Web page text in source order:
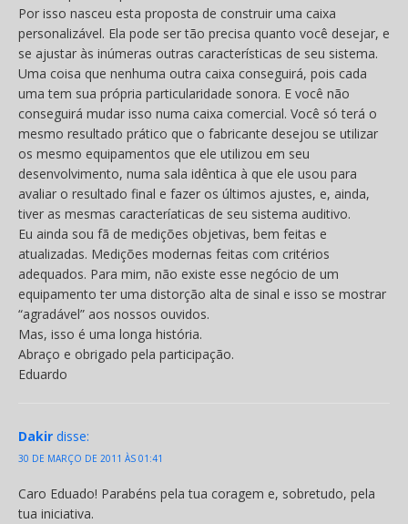
Por isso nasceu esta proposta de construir uma caixa
personalizável. Ela pode ser tão precisa quanto você desejar, e
se ajustar às inúmeras outras características de seu sistema.
Uma coisa que nenhuma outra caixa conseguirá, pois cada
uma tem sua própria particularidade sonora. E você não
conseguirá mudar isso numa caixa comercial. Você só terá o
mesmo resultado prático que o fabricante desejou se utilizar
os mesmo equipamentos que ele utilizou em seu
desenvolvimento, numa sala idêntica à que ele usou para
avaliar o resultado final e fazer os últimos ajustes, e, ainda,
tiver as mesmas caracteríaticas de seu sistema auditivo.
Eu ainda sou fã de medições objetivas, bem feitas e
atualizadas. Medições modernas feitas com critérios
adequados. Para mim, não existe esse negócio de um
equipamento ter uma distorção alta de sinal e isso se mostrar
“agradável” aos nossos ouvidos.
Mas, isso é uma longa história.
Abraço e obrigado pela participação.
Eduardo
Dakir disse:
30 DE MARÇO DE 2011 ÀS 01:41
Caro Eduado! Parabéns pela tua coragem e, sobretudo, pela
tua iniciativa.